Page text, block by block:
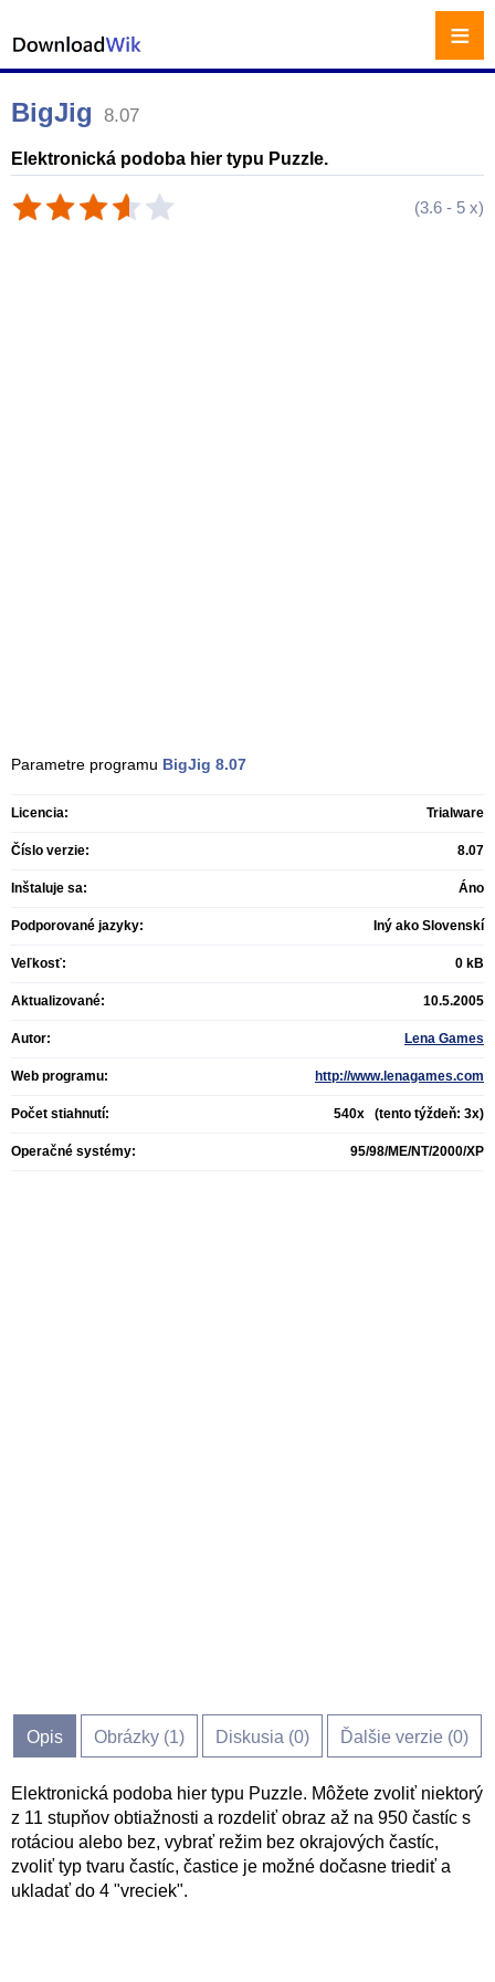
BigJig 8.07
Elektronická podoba hier typu Puzzle.
(3.6 - 5 x)
Parametre programu BigJig 8.07
Licencia: Trialware
Číslo verzie: 8.07
Inštaluje sa: Áno
Podporované jazyky: Iný ako Slovenskí
Veľkosť: 0 kB
Aktualizované: 10.5.2005
Autor: Lena Games
Web programu: http://www.lenagames.com
Počet stiahnutí: 540x (tento týždeň: 3x)
Operačné systémy: 95/98/ME/NT/2000/XP
Opis Obrázky (1) Diskusia (0) Ďalšie verzie (0)
Elektronická podoba hier typu Puzzle. Môžete zvoliť niektorý
z 11 stupňov obtiažnosti a rozdeliť obraz až na 950 častíc s
rotáciou alebo bez, vybrať režim bez okrajových častíc,
zvoliť typ tvaru častíc, častice je možné dočasne triediť a
ukladať do 4 "vreciek".
≡